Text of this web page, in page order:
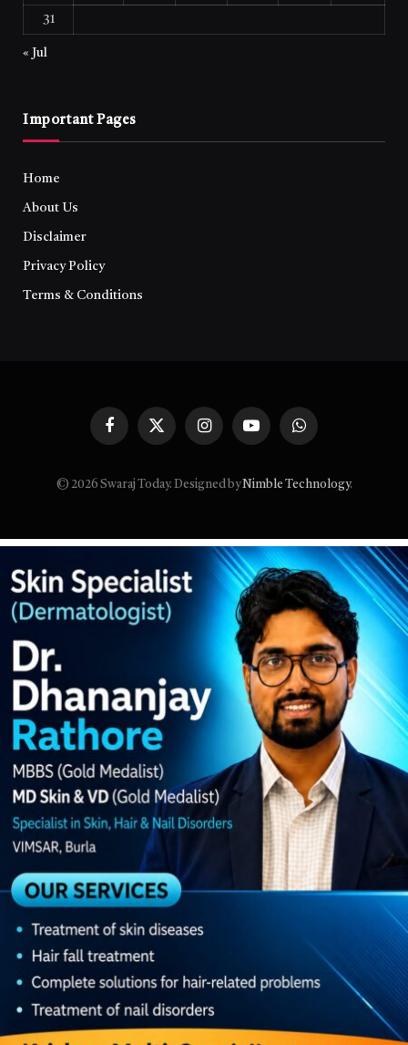
31
« Jul
Important Pages
Home
About Us
Disclaimer
Privacy Policy
Terms & Conditions
FacebookX
InstagramYouTubeWhatsApp
© 2026 Swaraj Today. Designed byNimble Technology.